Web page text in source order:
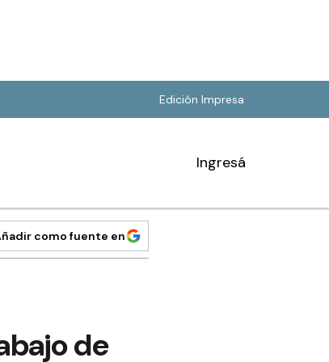
Edición Impresa
Ingresá
como fuente en
de